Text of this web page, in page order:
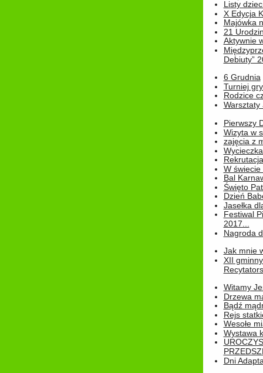
Listy
X Edycja
Majówka
21
Aktywnie
Debiuty”
6 Grudnia
Turniej
Rodzice
Warsztaty
Pierwszy
Wizyta w
zajęcia z
W świecie
Bal
Święto
Dzień
Jasełka
Festiwal
2017...
Nagroda
Jak mnie
XII
Witamy
Drzewa
Bądź
Rejs
Wesołe
Wystawa
Dni